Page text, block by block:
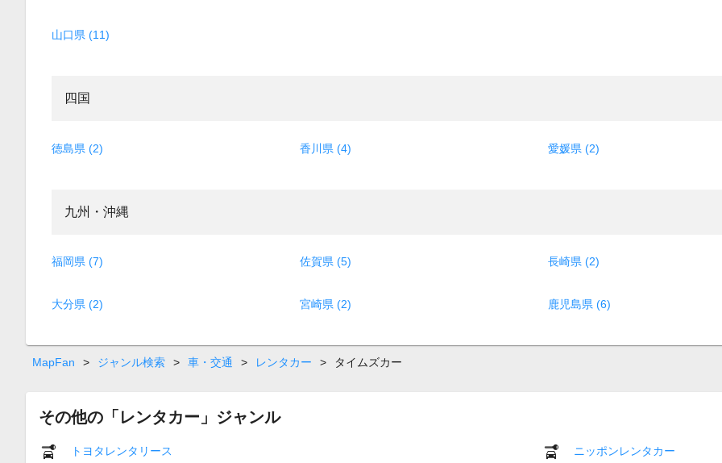
山口県 (11)
四国
徳島県 (2) 香川県 (4) 愛媛県 (2)
九州・沖縄
福岡県 (7) 佐賀県 (5) 長崎県 (2)
大分県 (2) 宮崎県 (2) 鹿児島県 (6)
MapFan > ジャンル検索 > 車・交通 > レンタカー > タイムズカー
その他の「レンタカー」ジャンル
トヨタレンタリース ニッポンレンタカー